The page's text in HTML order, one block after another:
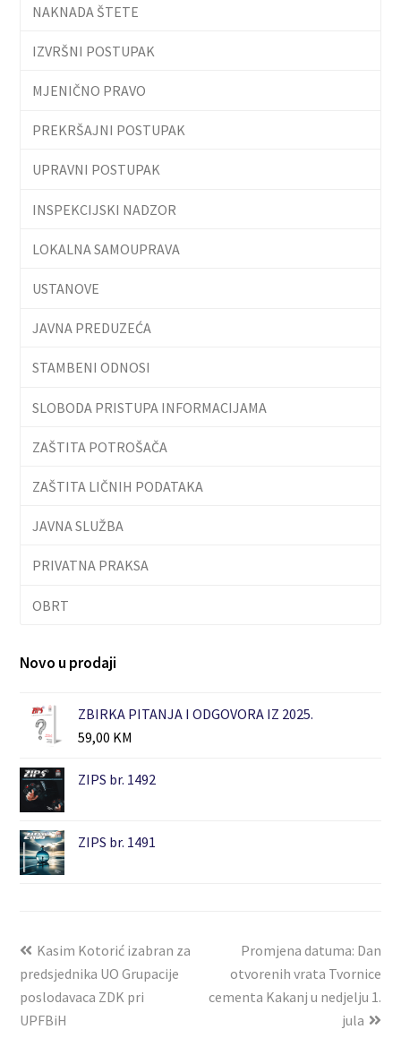
NAKNADA ŠTETE
IZVRŠNI POSTUPAK
MJENIČNO PRAVO
PREKRŠAJNI POSTUPAK
UPRAVNI POSTUPAK
INSPEKCIJSKI NADZOR
LOKALNA SAMOUPRAVA
USTANOVE
JAVNA PREDUZEĆA
STAMBENI ODNOSI
SLOBODA PRISTUPA INFORMACIJAMA
ZAŠTITA POTROŠAČA
ZAŠTITA LIČNIH PODATAKA
JAVNA SLUŽBA
PRIVATNA PRAKSA
OBRT
Novo u prodaji
ZBIRKA PITANJA I ODGOVORA IZ 2025.
59,00 KM
ZIPS br. 1492
ZIPS br. 1491
Kasim Kotorić izabran za
predsjednika UO Grupacije
poslodavaca ZDK pri
UPFBiH
Promjena datuma: Dan
otvorenih vrata Tvornice
cementa Kakanj u nedjelju 1.
jula